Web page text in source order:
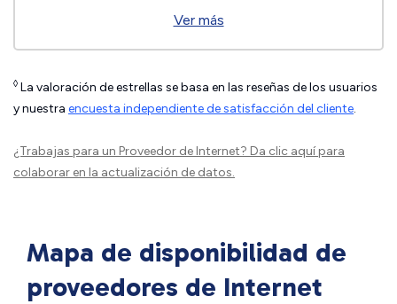
Ver más
◊ La valoración de estrellas se basa en las reseñas de los usuarios
y nuestra encuesta independiente de satisfacción del cliente.
¿Trabajas para un Proveedor de Internet? Da clic aquípara
colaborar en la actualización de datos.
Mapa de disponibilidad de
proveedores de Internet